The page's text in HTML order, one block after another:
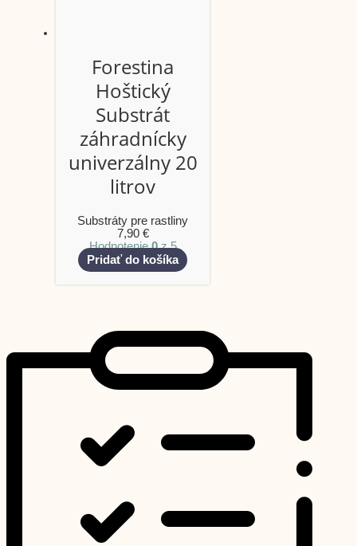
Forestina
Hoštický
Substrát
záhradnícky
univerzálny 20
litrov
Substráty pre rastliny
7,90 €
Hodnotenie0z 5
Pridať do košíka